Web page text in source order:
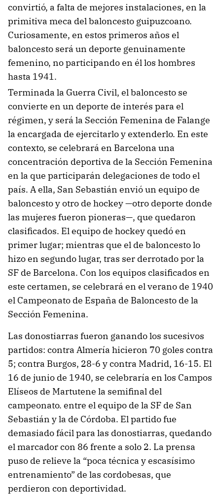
convirtió, a falta de mejores instalaciones, en la
primitiva meca del baloncesto guipuzcoano.
Curiosamente, en estos primeros años el
baloncesto será un deporte genuinamente
femenino, no participando en él los hombres
hasta 1941.
Terminada la Guerra Civil, el baloncesto se
convierte en un deporte de interés para el
régimen, y será la Sección Femenina de Falange
la encargada de ejercitarlo y extenderlo. En este
contexto, se celebrará en Barcelona una
concentración deportiva de la Sección Femenina
en la que participarán delegaciones de todo el
país. A ella, San Sebastián envió un equipo de
baloncesto y otro de hockey —otro deporte donde
las mujeres fueron pioneras—, que quedaron
clasificados. El equipo de hockey quedó en
primer lugar; mientras que el de baloncesto lo
hizo en segundo lugar, tras ser derrotado por la
SF de Barcelona. Con los equipos clasificados en
este certamen, se celebrará en el verano de 1940
el Campeonato de España de Baloncesto de la
Sección Femenina.
Las donostiarras fueron ganando los sucesivos
partidos: contra Almería hicieron 70 goles contra
5; contra Burgos, 28-6 y contra Madrid, 16-15. El
16 de junio de 1940, se celebraría en los Campos
Elíseos de Martutene la semifinal del
campeonato. entre el equipo de la SF de San
Sebastián y la de Córdoba. El partido fue
demasiado fácil para las donostiarras, quedando
el marcador con 86 frente a solo 2. La prensa
puso de relieve la “poca técnica y escasísimo
entrenamiento” de las cordobesas, que
perdieron con deportividad.